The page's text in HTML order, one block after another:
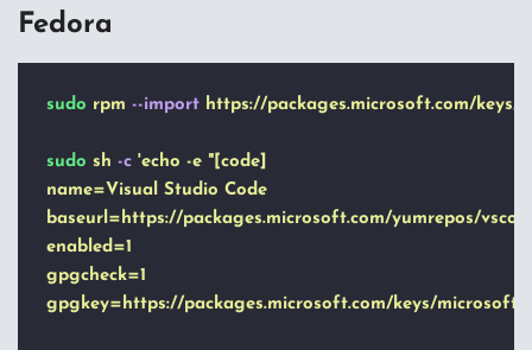
Fedora
sudo rpm --import https://packages.microsoft.com/keys/
sudo sh -c 'echo -e "[code]
name=Visual Studio Code
baseurl=https://packages.microsoft.com/yumrepos/
enabled=1
gpgcheck=1
gpgkey=https://packages.microsoft.com/keys/